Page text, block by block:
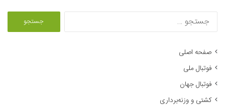
صفحه اصلی
فوتبال ملی
فوتبال جهان
کشتی و وزنه‌برداری